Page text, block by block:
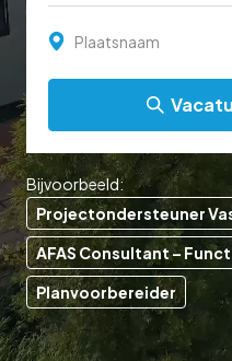
Plaatsnaam
Bijvoorbeeld:
Projectondersteuner
AFAS Consultant –
Planvoorbereider